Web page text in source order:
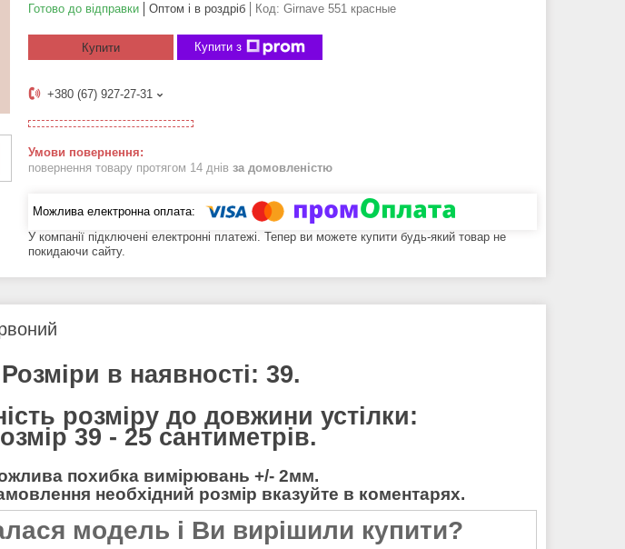
Готово до відправки Оптом і в роздріб Код: Girnave 551 красные
Купити Купити з
+380 (67) 927-27-31
повернення товару протягом 14 днів за домовленістю
У компанії підключені електронні платежі. Тепер ви можете купити будь-який товар не
покидаючи сайту.
Розміри в наявності: 39.
розміру до довжини устілки:
39 - 25 сантиметрів.
похибка вимірювань +/- 2мм.
необхідний розмір вказуйте в коментарях.
модель і Ви вирішили купити?